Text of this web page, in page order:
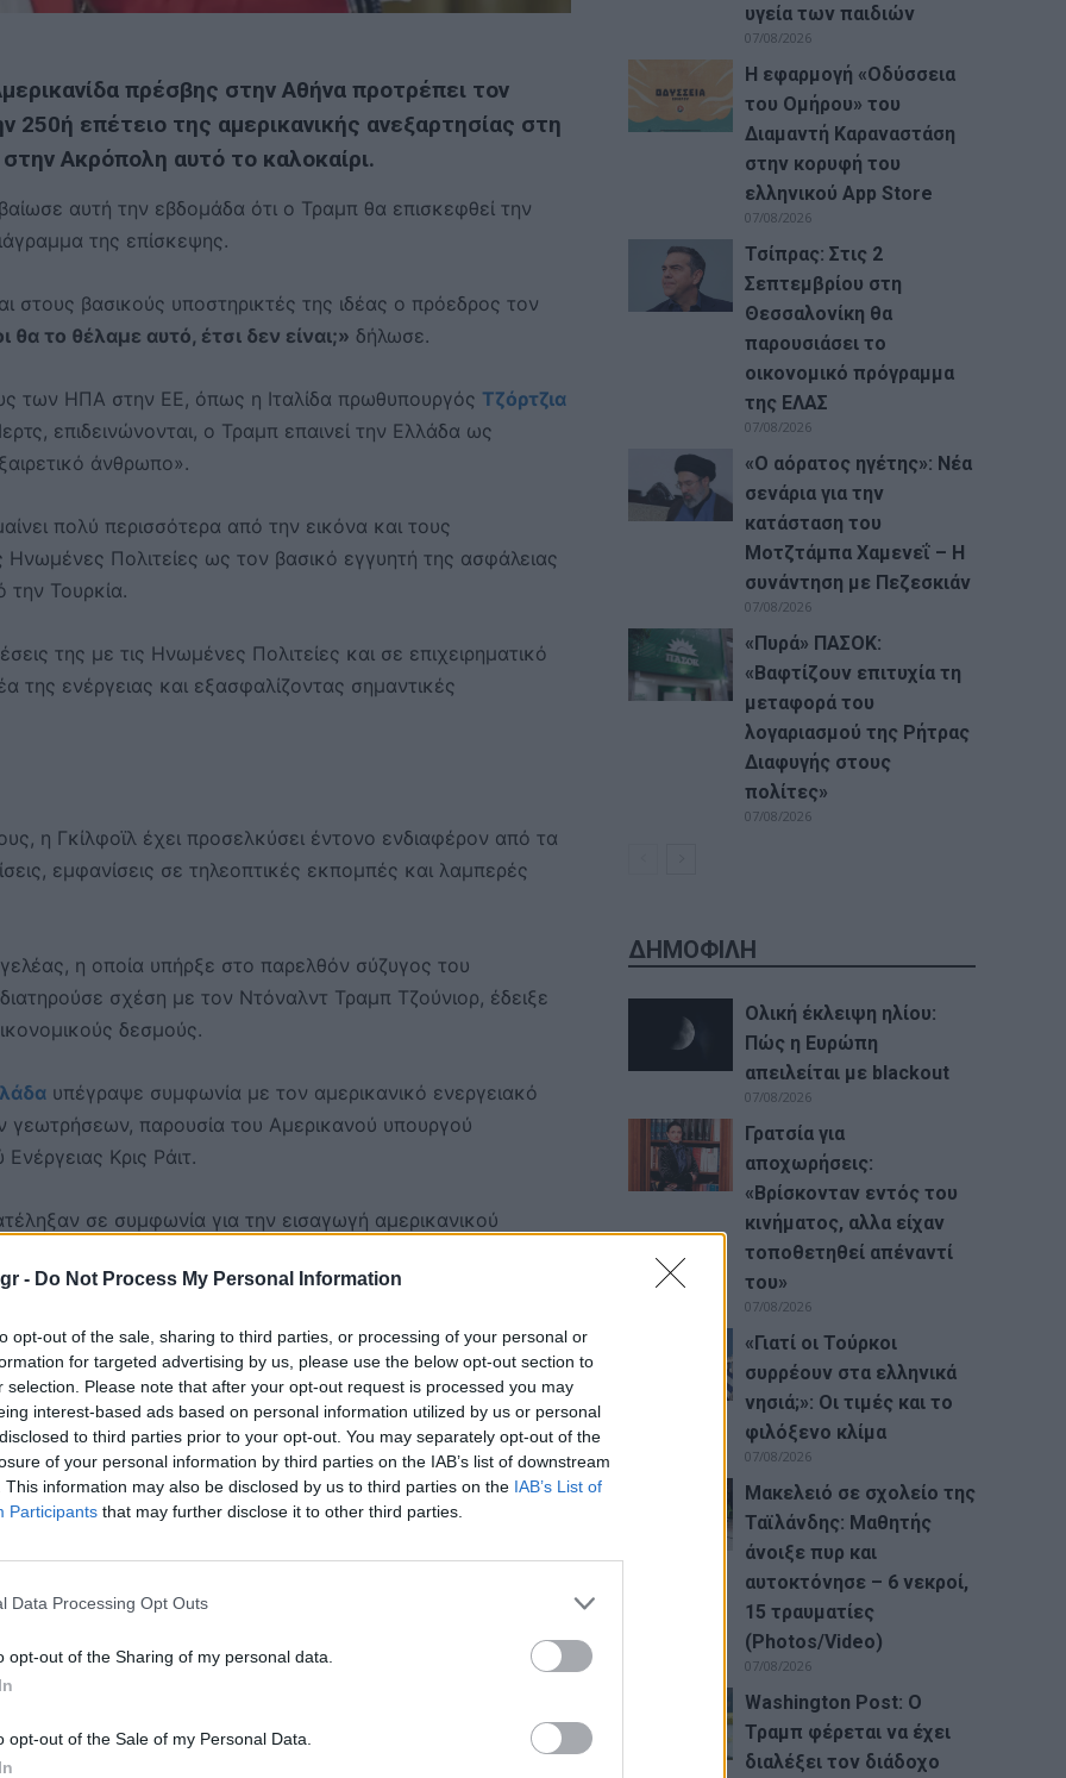
- Do Not Process My Personal Information
opt-out of the sale, sharing to third parties, or processing of your personal or
for targeted advertising by us, please use the below opt-out section to
selection. Please note that after your opt-out request is processed you may
interest-based ads based on personal information utilized by us or personal
to third parties prior to your opt-out. You may separately opt-out of the
of your personal information by third parties on the IAB’s list of downstream
This information may also be disclosed by us to third parties on the IAB’s List of
Participants that may further disclose it to other third parties.
Data Processing Opt Outs
opt-out of the Sharing of my personal data.
opt-out of the Sale of my Personal Data.
πρέσβης στην Αθήνα προτρέπει τον
250ή επέτειο της αμερικανικής ανεξαρτησίας στη
Ακρόπολη αυτό το καλοκαίρι.
αυτή την εβδομάδα ότι ο Τραμπ θα επισκεφθεί την
της επίσκεψης.
στους βασικούς υποστηρικτές της ιδέας ο πρόεδρος τον
θα το θέλαμε αυτό, έτσι δεν είναι;» δήλωσε.
των ΗΠΑ στην ΕΕ, όπως η Ιταλίδα πρωθυπουργός Τζόρτζια
επιδεινώνονται, ο Τραμπ επαινεί την Ελλάδα ως
άνθρωπο».
πολύ περισσότερα από την εικόνα και τους
Πολιτείες ως τον βασικό εγγυητή της ασφάλειας
την Τουρκία.
της με τις Ηνωμένες Πολιτείες και σε επιχειρηματικό
ενέργειας και εξασφαλίζοντας σημαντικές
η Γκίλφοϊλ έχει προσελκύσει έντονο ενδιαφέρον από τα
εμφανίσεις σε τηλεοπτικές εκπομπές και λαμπερές
η οποία υπήρξε στο παρελθόν σύζυγος του
σχέση με τον Ντόναλντ Τραμπ Τζούνιορ, έδειξε
δεσμούς.
υπέγραψε συμφωνία με τον αμερικανικό ενεργειακό
παρουσία του Αμερικανού υπουργού
Κρις Ράιτ.
σε συμφωνία για την εισαγωγή αμερικανικού
της Ουκρανίας κατά τη διάρκεια του χειμώνα,
συμμετέχει στην προσπάθεια της Ουάσιγκτον να
LNG.
υγεία των παιδιών
07/08/2026
Η εφαρμογή «Οδύσσεια
του Ομήρου» του
Διαμαντή Καραναστάση
στην κορυφή του
ελληνικού App Store
07/08/2026
Τσίπρας: Στις 2
Σεπτεμβρίου στη
Θεσσαλονίκη θα
παρουσιάσει το
οικονομικό πρόγραμμα
της ΕΛΑΣ
07/08/2026
«Ο αόρατος ηγέτης»: Νέα
σενάρια για την
κατάσταση του
Μοτζτάμπα Χαμενεΐ – Η
συνάντηση με Πεζεσκιάν
07/08/2026
«Πυρά» ΠΑΣΟΚ:
«Βαφτίζουν επιτυχία τη
μεταφορά του
λογαριασμού της Ρήτρας
Διαφυγής στους
πολίτες»
07/08/2026
ΔΗΜΟΦΙΛΗ
Ολική έκλειψη ηλίου:
Πώς η Ευρώπη
απειλείται με blackout
07/08/2026
Γρατσία για
αποχωρήσεις:
«Bρίσκονταν εντός του
κινήματος, αλλα είχαν
τοποθετηθεί απέναντί
του»
07/08/2026
«Γιατί οι Τούρκοι
συρρέουν στα ελληνικά
νησιά;»: Οι τιμές και το
φιλόξενο κλίμα
07/08/2026
Μακελειό σε σχολείο της
Ταϊλάνδης: Μαθητής
άνοιξε πυρ και
αυτοκτόνησε – 6 νεκροί,
15 τραυματίες
(Photos/Video)
07/08/2026
Washington Post: Ο
Τραμπ φέρεται να έχει
διαλέξει τον διάδοχο